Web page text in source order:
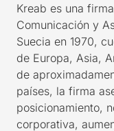
Kreab es una
Comunicación y
Suecia en 1970,
de Europa, Asia,
de
países, la firma
posicionamiento,
corporativa,